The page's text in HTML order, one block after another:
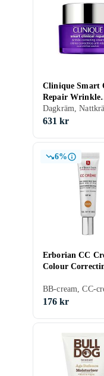
Clinique Smart
Repair Wrinkle
Correcting
631 kr
6%
Erborian CC
Colour
176 kr